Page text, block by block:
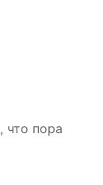
что пора